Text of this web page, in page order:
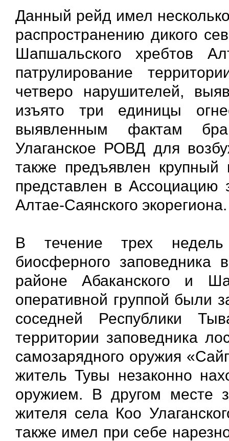
Данный рейд имел
распространению дикого
Шапшальского хребтов
патрулирование
четверо нарушителей,
изъято три единицы
выявленным фактам
Улаганское РОВД для
также предъявлен
представлен в Ассоциацию
Алтае-Саянского экорегиона.
В течение трех недель
биосферного заповедника
районе Абаканского и
оперативной группой были
соседней Республики
территории заповедника
самозарядного оружия
житель Тувы незаконно
оружием. В другом месте
жителя села Коо
также имел при себе